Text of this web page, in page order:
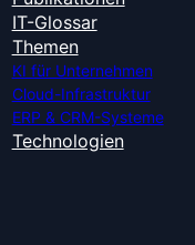
IT-Glossar
Themen
KI für Unternehmen
Cloud-Infrastruktur
ERP & CRM-Systeme
Technologien